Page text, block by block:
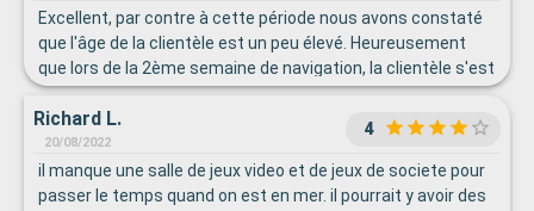
Excellent, par contre à cette période nous avons constaté
que l'âge de la clientèle est un peu élevé. Heureusement
que lors de la 2ème semaine de navigation, la clientèle s'est
rajeunie.
Richard L.
20/08/2022
4
il manque une salle de jeux video et de jeux de societe pour
passer le temps quand on est en mer. il pourrait y avoir des